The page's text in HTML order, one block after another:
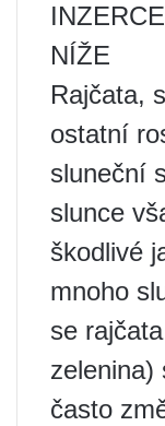
NÍŽE
Rajčata,
ostatní
sluneční
slunce
škodlivé
mnoho
se
zelenina)
často